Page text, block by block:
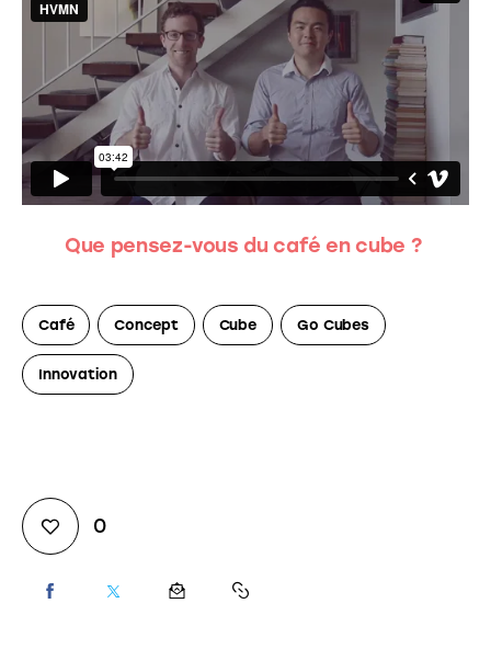
Que pensez-vous du café en cube ?
Café Concept Cube Go Cubes
Innovation
0